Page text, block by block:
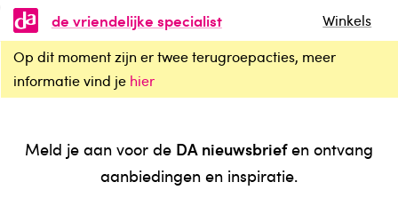
de vriendelijke specialist
Winkels
Op dit moment zijn er twee terugroepacties, meer
informatie vind je hier
Meld je aan voor de DA nieuwsbriefen ontvang
aanbiedingen en inspiratie.